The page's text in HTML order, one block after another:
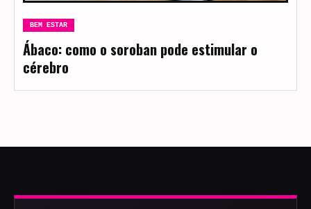
BEM ESTAR
Ábaco: como o soroban pode estimular o
cérebro